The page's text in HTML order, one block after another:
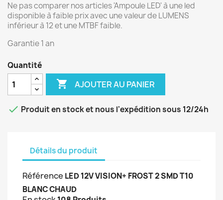
Ne pas comparer nos articles 'Ampoule LED' à une led
disponible à faible prix avec une valeur de LUMENS
inférieur à 12 et une MTBF faible.
Garantie 1 an
Quantité
 AJOUTER AU PANIER
 Produit en stock et nous l'expédition sous 12/24h
Détails du produit
Référence LED 12V VISION+ FROST 2 SMD T10
BLANC CHAUD